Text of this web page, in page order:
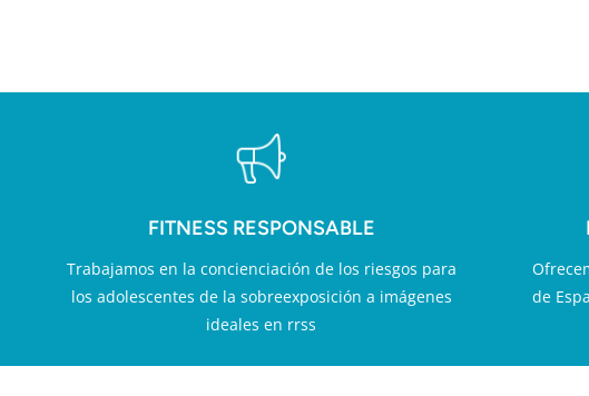
FITNESS RESPONSABLE
Trabajamos en la concienciación de los riesgos para
los adolescentes de la sobreexposición a imágenes
ideales en rrss
de